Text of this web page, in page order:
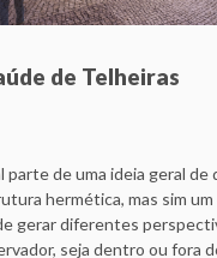
de Telheiras
parte de uma ideia geral de
hermética, mas sim
gerar diferentes
seja dentro ou fora